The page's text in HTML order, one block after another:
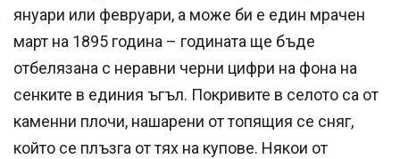
януари или февруари, а може би е един мрачен
март на 1895 година – годината ще бъде
отбелязана с неравни черни цифри на фона на
сенките в единия ъгъл. Покривите в селото са от
каменни плочи, нашарени от топящия се сняг,
който се плъзга от тях на купове. Някои от